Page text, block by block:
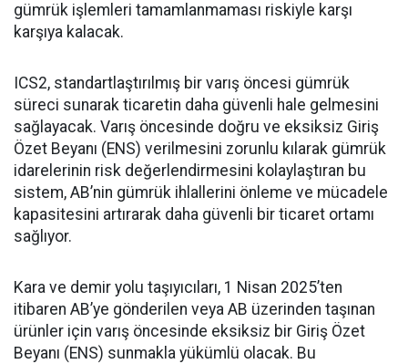
gümrük işlemleri tamamlanmaması riskiyle karşı
karşıya kalacak.
ICS2, standartlaştırılmış bir varış öncesi gümrük
süreci sunarak ticaretin daha güvenli hale gelmesini
sağlayacak. Varış öncesinde doğru ve eksiksiz Giriş
Özet Beyanı (ENS) verilmesini zorunlu kılarak gümrük
idarelerinin risk değerlendirmesini kolaylaştıran bu
sistem, AB’nin gümrük ihlallerini önleme ve mücadele
kapasitesini artırarak daha güvenli bir ticaret ortamı
sağlıyor.
Kara ve demir yolu taşıyıcıları, 1 Nisan 2025’ten
itibaren AB’ye gönderilen veya AB üzerinden taşınan
ürünler için varış öncesinde eksiksiz bir Giriş Özet
Beyanı (ENS) sunmakla yükümlü olacak. Bu